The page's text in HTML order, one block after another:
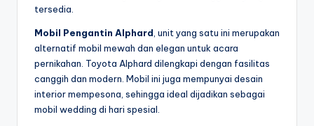
tersedia.
Mobil Pengantin Alphard , unit yang satu ini merupakan
alternatif mobil mewah dan elegan untuk acara
pernikahan. Toyota Alphard dilengkapi dengan fasilitas
canggih dan modern. Mobil ini juga mempunyai desain
interior mempesona, sehingga ideal dijadikan sebagai
mobil wedding di hari spesial.